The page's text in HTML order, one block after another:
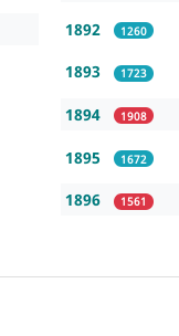
1892 1260
1893 1723
1894 1908
1895 1672
1896 1561